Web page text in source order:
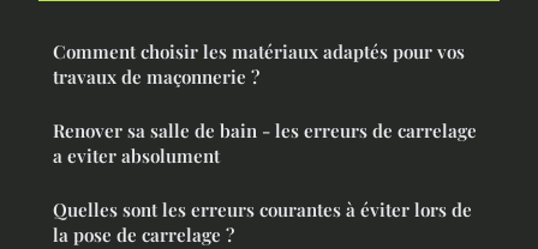
Comment choisir les matériaux adaptés pour vos
travaux de maçonnerie ?
Renover sa salle de bain - les erreurs de carrelage
a eviter absolument
Quelles sont les erreurs courantes à éviter lors de
la pose de carrelage ?